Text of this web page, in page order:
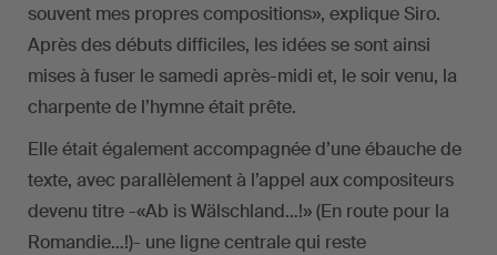
souvent mes propres compositions», explique Siro.
Après des débuts difficiles, les idées se sont ainsi
mises à fuser le samedi après-midi et, le soir venu, la
charpente de l’hymne était prête.
Elle était également accompagnée d’une ébauche de
texte, avec parallèlement à l’appel aux compositeurs
devenu titre -«Ab is Wälschland…!» (En route pour la
Romandie…!)- une ligne centrale qui reste